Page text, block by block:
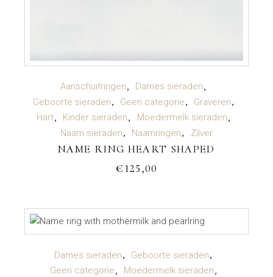
TOEVOEGEN AAN WINKELWAGEN
Aanschuifringen
Dames sieraden
Geboorte sieraden
Geen categorie
Graveren
Hart
Kinder sieraden
Moedermelk sieraden
Naam sieraden
Naamringen Zilver
NAME RING HEART SHAPED
€ 125,00
LEES VERDER
Dames sieraden
Geboorte sieraden
Geen categorie
Moedermelk sieraden